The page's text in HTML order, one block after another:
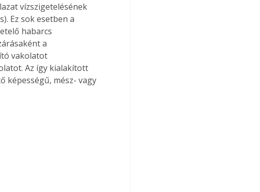
vízszigetelésének
Ez sok esetben a
habarcs
a
vakolatot
Az így kialakított
képességű, mész- vagy